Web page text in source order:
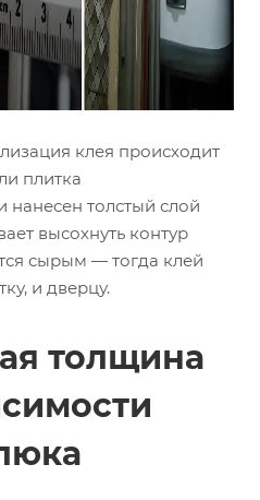
клея происходит
плитка
толстый слой
высохнуть контур
сырым — тогда клей
и дверцу.
толщина